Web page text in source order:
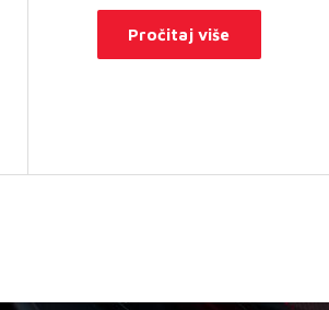
Pročitaj više